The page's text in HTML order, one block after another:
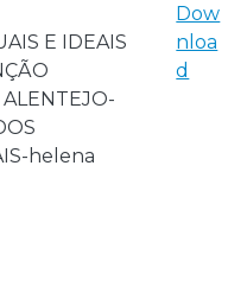
E IDEAIS
helena
Dow
nloa
d